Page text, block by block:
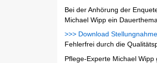
Bei der Anhörung der
Michael Wipp ein
>>> Download Stellungnahme
Fehlerfrei durch die
Pflege-Experte Michael Wipp